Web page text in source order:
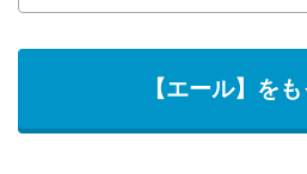
【エール】を